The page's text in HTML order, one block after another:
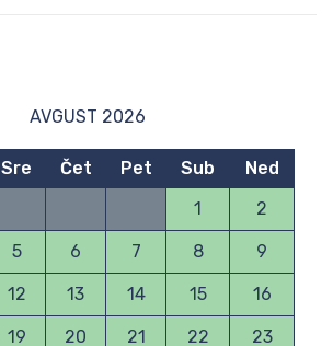
AVGUST 2026
Sre Čet Pet Sub
Ned
1
2
5 6 7 8 9
12 13 14 15 16
19 20 21 22 23